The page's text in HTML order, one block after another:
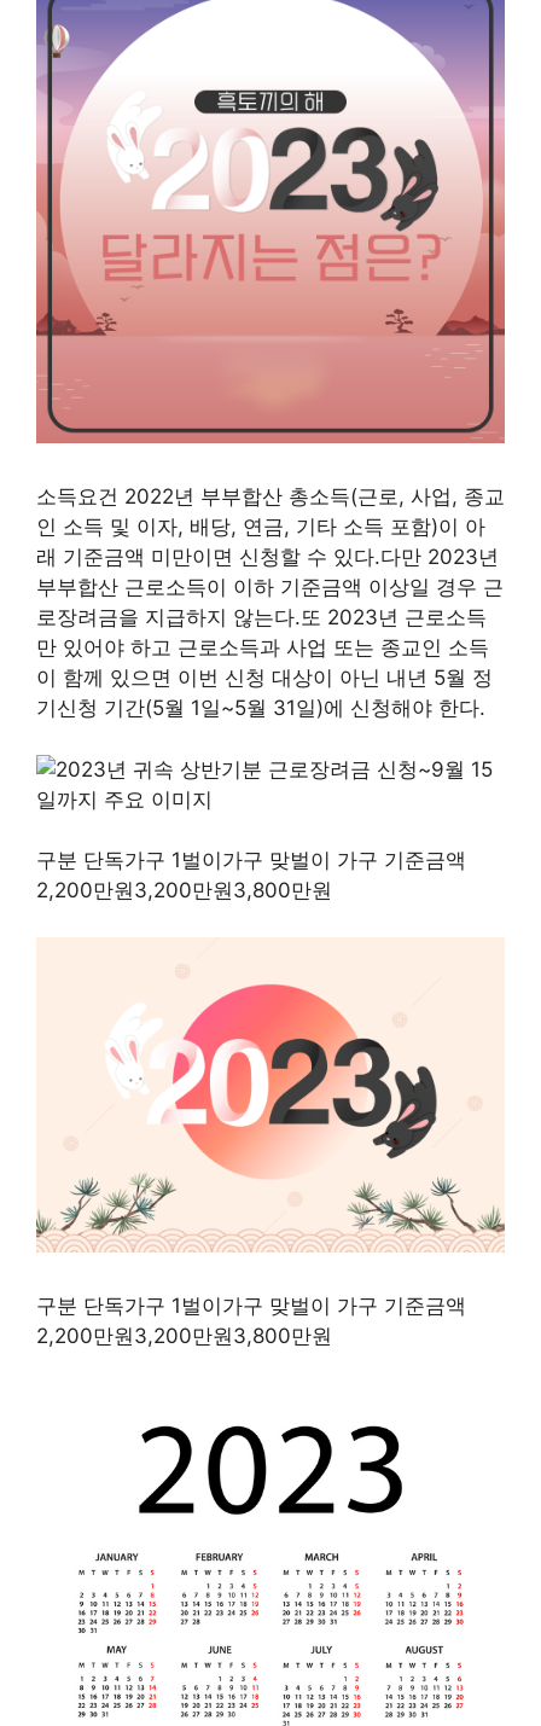
소득요건 2022년 부부합산 총소득(근로, 사업, 종교
인 소득 및 이자, 배당, 연금, 기타 소득 포함)이 아
래 기준금액 미만이면 신청할 수 있다.다만 2023년
부부합산 근로소득이 이하 기준금액 이상일 경우 근
로장려금을 지급하지 않는다.또 2023년 근로소득
만 있어야 하고 근로소득과 사업 또는 종교인 소득
이 함께 있으면 이번 신청 대상이 아닌 내년 5월 정
기신청 기간(5월 1일~5월 31일)에 신청해야 한다.
구분 단독가구 1벌이가구 맞벌이 가구 기준금액
2,200만원3,200만원3,800만원
구분 단독가구 1벌이가구 맞벌이 가구 기준금액
2,200만원3,200만원3,800만원